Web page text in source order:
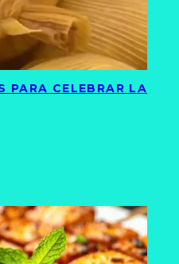
PARA CELEBRAR LA